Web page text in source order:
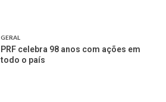
GERAL
PRF celebra 98 anos com ações em
todo o país